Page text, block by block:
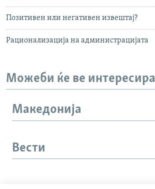
Позитивен или негативен извештај?
Рационализација на администрацијата
Можеби ќе ве интересира
Македонија
Вести